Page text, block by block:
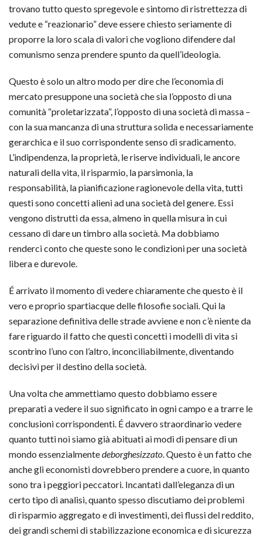
trovano tutto questo spregevole e sintomo di ristrettezza di
vedute e “reazionario” deve essere chiesto seriamente di
proporre la loro scala di valori che vogliono difendere dal
comunismo senza prendere spunto da quell’ideologia.
Questo è solo un altro modo per dire che l’economia di
mercato presuppone una società che sia l’opposto di una
comunità “proletarizzata”, l’opposto di una società di massa –
con la sua mancanza di una struttura solida e necessariamente
gerarchica e il suo corrispondente senso di sradicamento.
L’indipendenza, la proprietà, le riserve individuali, le ancore
naturali della vita, il risparmio, la parsimonia, la
responsabilità, la pianificazione ragionevole della vita, tutti
questi sono concetti alieni ad una società del genere. Essi
vengono distrutti da essa, almeno in quella misura in cui
cessano di dare un timbro alla società. Ma dobbiamo
renderci conto che queste sono le condizioni per una società
libera e durevole.
É arrivato il momento di vedere chiaramente che questo è il
vero e proprio spartiacque delle filosofie sociali. Qui la
separazione definitiva delle strade avviene e non c’è niente da
fare riguardo il fatto che questi concetti i modelli di vita si
scontrino l’uno con l’altro, inconciliabilmente, diventando
decisivi per il destino della società.
Una volta che ammettiamo questo dobbiamo essere
preparati a vedere il suo significato in ogni campo e a trarre le
conclusioni corrispondenti. É davvero straordinario vedere
quanto tutti noi siamo già abituati ai modi di pensare di un
mondo essenzialmentedeborghesizzato. Questo è un fatto che
anche gli economisti dovrebbero prendere a cuore, in quanto
sono tra i peggiori peccatori. Incantati dall’eleganza di un
certo tipo di analisi, quanto spesso discutiamo dei problemi
di risparmio aggregato e di investimenti, dei flussi del reddito,
dei grandi schemi di stabilizzazione economica e di sicurezza